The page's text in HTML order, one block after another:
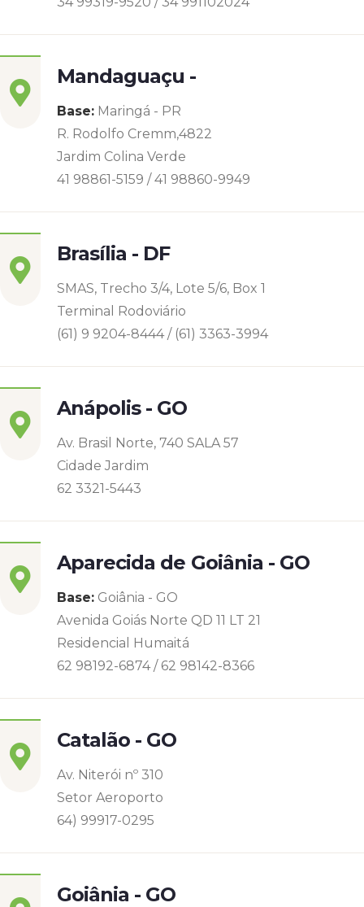
Mandaguaçu -
Base: Maringá - PR
R. Rodolfo Cremm,4822
Jardim Colina Verde
41 98861-5159 / 41 98860-9949
Brasília - DF
SMAS, Trecho 3/4, Lote 5/6, Box 1
Terminal Rodoviário
(61) 9 9204-8444 / (61) 3363-3994
Anápolis - GO
Av. Brasil Norte, 740 SALA 57
Cidade Jardim
62 3321-5443
Aparecida de Goiânia - GO
Base: Goiânia - GO
Avenida Goiás Norte QD 11 LT 21
Residencial Humaitá
62 98192-6874 / 62 98142-8366
Catalão - GO
Av. Niterói nº 310
Setor Aeroporto
64) 99917-0295
Goiânia - GO